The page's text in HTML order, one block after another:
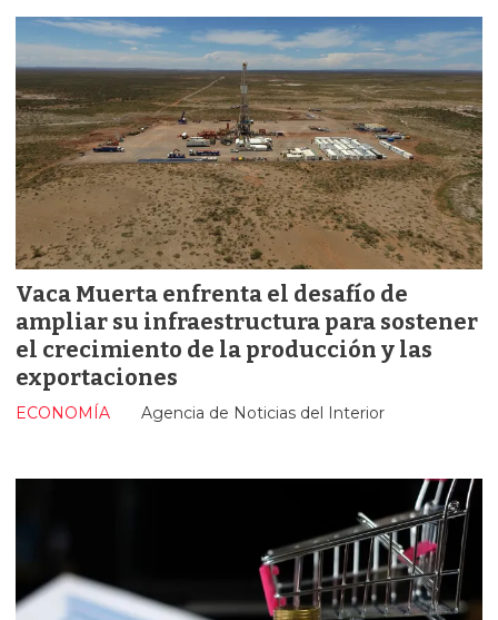
Vaca Muerta enfrenta el desafío de
ampliar su infraestructura para sostener
el crecimiento de la producción y las
exportaciones
Agencia de Noticias del Interior
ECONOMÍA